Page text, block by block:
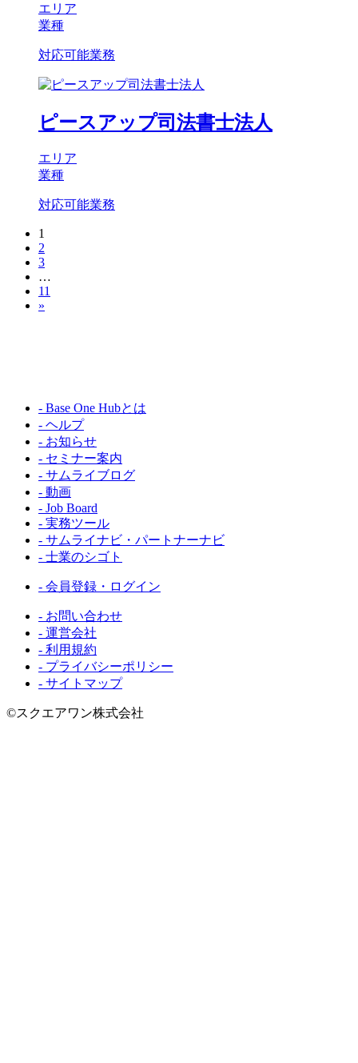
エリア
業種
対応可能業務
ピースアップ司法書士法人
エリア
業種
対応可能業務
1
2
3
…
11
»
- Base One Hubとは
- ヘルプ
- お知らせ
- セミナー案内
- サムライブログ
- 動画
- Job Board
- 実務ツール
- サムライナビ・パートナーナビ
- 士業のシゴト
- 会員登録・ログイン
- お問い合わせ
- 運営会社
- 利用規約
- プライバシーポリシー
- サイトマップ
©スクエアワン株式会社